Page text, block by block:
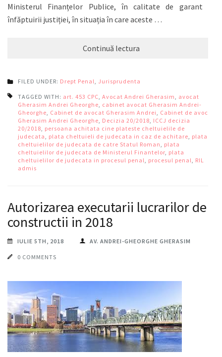
Ministerul Finanțelor Publice, în calitate de garant al
înfăptuirii justiției, în situația în care aceste …
Continuă lectura
FILED UNDER: Drept Penal Jurisprudenta
TAGGED WITH: art. 453 CPC Avocat Andrei Gherasim
avocat
Gherasim Andrei Gheorghe cabinet avocat Gherasim Andrei-
Gheorghe Cabinet de avocat Gherasim Andrei
Cabinet de avocat
Gherasim Andrei Gheorghe Decizia 20/2018 ICCJ decizia
20/2018 persoana achitata cine plateste cheltuielile de
judecata
plata cheltuieli de judecata in caz de achitare plata
cheltuielilor de judecata de catre Statul Roman
plata
cheltuielilor de judecata de Ministerul Finantelor plata
cheltuielilor de judecata in procesul penal
procesul penal
RIL
admis
Autorizarea executarii lucrarilor de
constructii in 2018
IULIE 5TH, 2018 AV. ANDREI-GHEORGHE GHERASIM
0 COMMENTS